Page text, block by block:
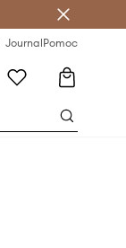
JournalPomoc